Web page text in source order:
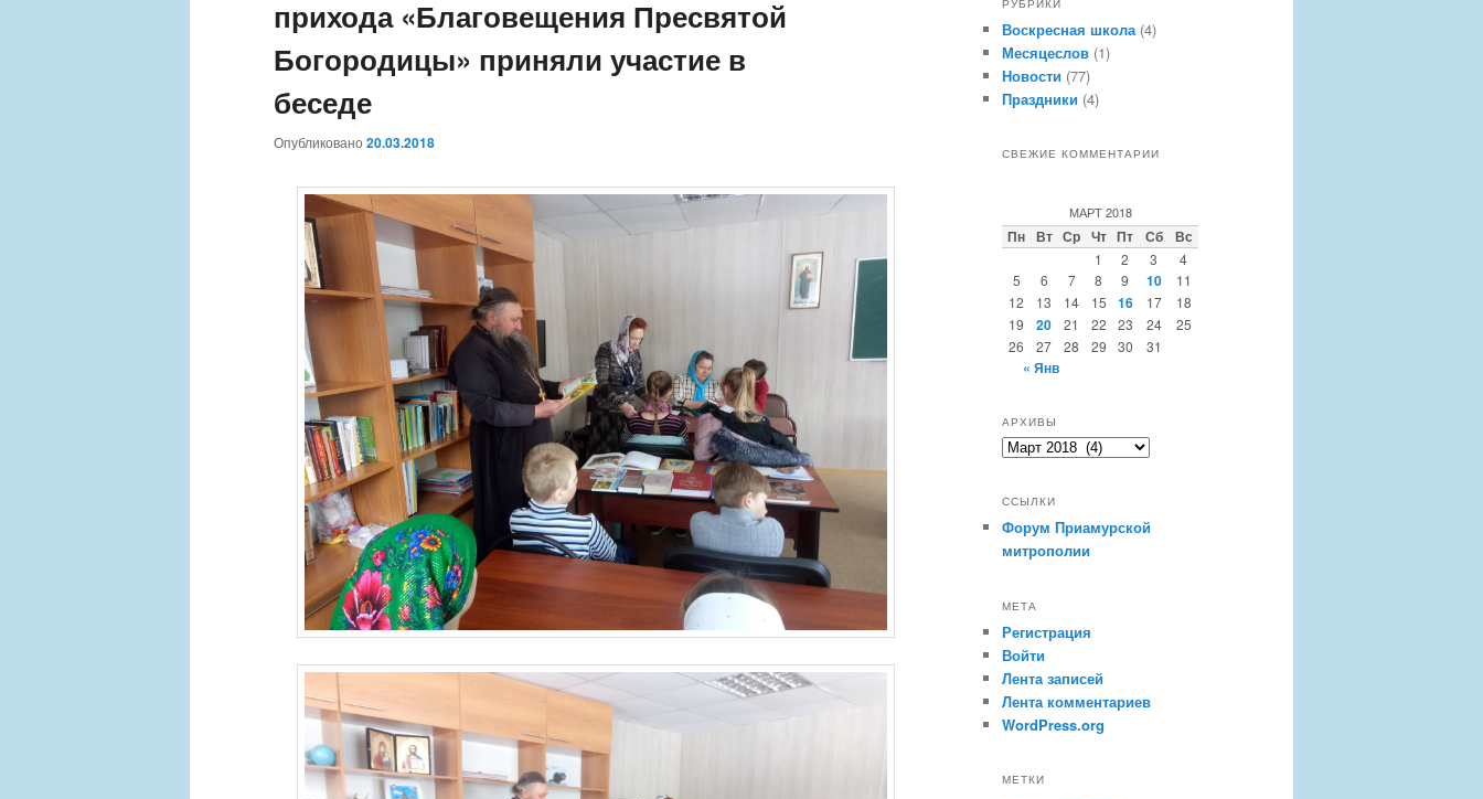
прихода «Благовещения Пресвятой
Богородицы» приняли участие в
беседе
Опубликовано 20.03.2018
Воскресная школа (4)
Месяцеслов (1)
Новости (77)
Праздники (4)
СВЕЖИЕ КОММЕНТАРИИ
МАРТ 2018
Пн Вт Ср Чт Пт Сб Вс
1 2 3
4
5
6 7 8 9 10
11
12
13 14 15 16 17
18
19
20 21 22 23 24
25
26
27 28 29 30 31
« Янв
АРХИВЫ
Архивы
ССЫЛКИ
Форум Приамурской
митрополии
МЕТА
Регистрация
Войти
Лента записей
Лента комментариев
WordPress.org
МЕТКИ